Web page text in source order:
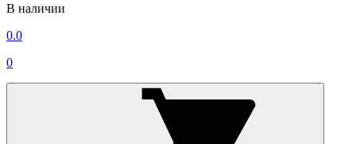
В наличии
0.0
0